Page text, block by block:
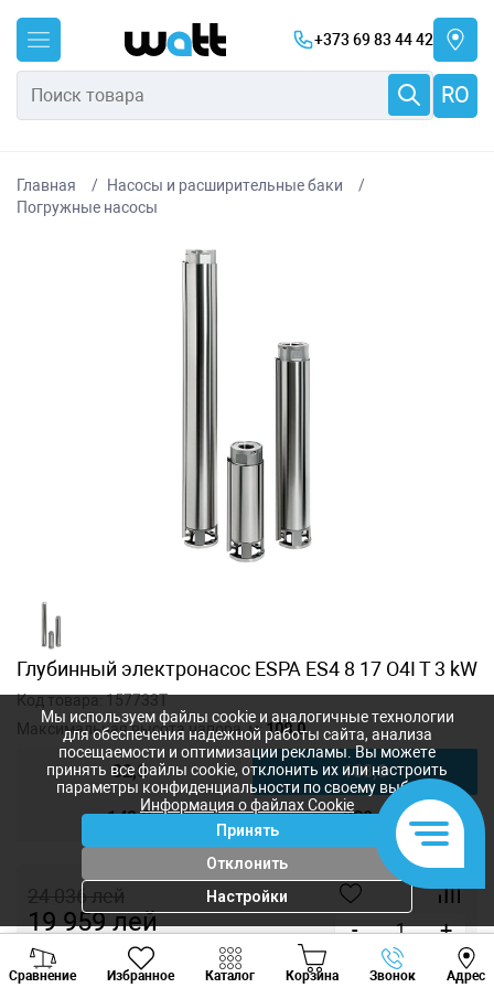
+373 69 83 44 42
RO
Главная
Насосы и расширительные баки
Погружные насосы
Глубинный электронасос ESPA ES4 8 17 O4I T 3 kW
Код товара:157733T
Максимальная высота напора, м: 108,0
82,0 108,0
148,0 202,0
24 036лей
19 959лей - +
Купить в 1 клик
Сравнение Избранное Каталог Корзина Звонок Адрес
Viber Whatsapp
Мы используем файлы cookie и аналогичные технологии
для обеспечения надежной работы сайта, анализа
посещаемости и оптимизации рекламы. Вы можете
принять все файлы cookie, отклонить их или настроить
параметры конфиденциальности по своему выбору.
Информация о файлах Cookie
Принять
Отклонить
Настройки